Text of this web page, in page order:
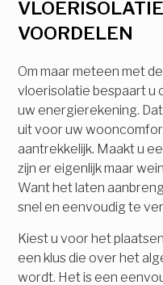
VOORDELEN
Om maar meteen met
vloerisolatie bespaart u
uw energierekening.
uit voor uw
aantrekkelijk. Maakt u
zijn er eigenlijk maar
Want het laten
snel en eenvoudig te
Kiest u voor het
een klus die over het
wordt. Het is een